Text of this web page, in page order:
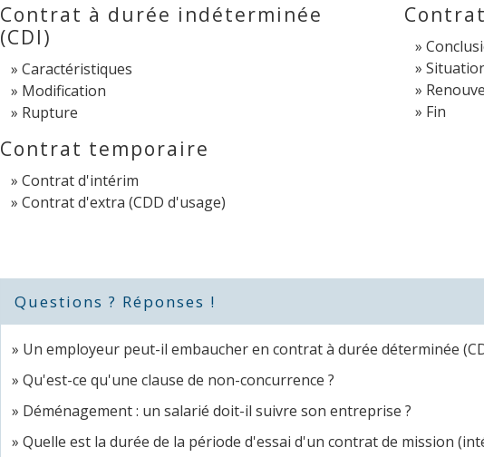
Contrat à durée indéterminée
(CDI)
Caractéristiques
Modification
Rupture
Fin
Contrat temporaire
Contrat d'intérim
Contrat d'extra (CDD d'usage)
Questions ? Réponses !
Un employeur peut-il embaucher en contrat à durée déterminée
Qu'est-ce qu'une clause de non-concurrence ?
Déménagement : un salarié doit-il suivre son entreprise ?
Quelle est la durée de la période d'essai d'un contrat de mission